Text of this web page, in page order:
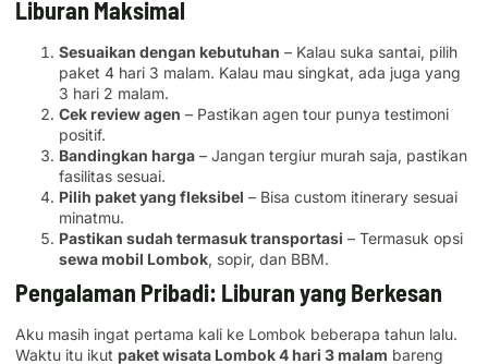
Liburan Maksimal
Sesuaikan dengan kebutuhan – Kalau suka santai, pilih
paket 4 hari 3 malam. Kalau mau singkat, ada juga yang
3 hari 2 malam.
Cek review agen – Pastikan agen tour punya testimoni
positif.
Bandingkan harga – Jangan tergiur murah saja, pastikan
fasilitas sesuai.
Pilih paket yang fleksibel – Bisa custom itinerary sesuai
minatmu.
Pastikan sudah termasuk transportasi – Termasuk opsi
sewa mobil Lombok, sopir, dan BBM.
Pengalaman Pribadi: Liburan yang Berkesan
Aku masih ingat pertama kali ke Lombok beberapa tahun lalu.
Waktu itu ikut paket wisata Lombok 4 hari 3 malam bareng